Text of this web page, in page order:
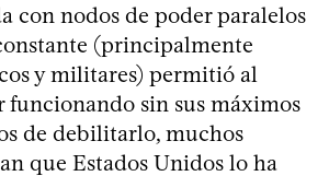
con nodos de poder paralelos
(principalmente
y militares) permitió al
funcionando sin sus máximos
de debilitarlo, muchos
que Estados Unidos lo ha